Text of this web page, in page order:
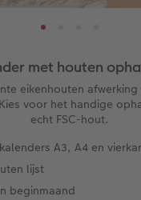
XXL Staand
Liggend
Compact Liggend
Vierkant
Retro prints
retro prints
Square prints
art prints
prints
Galerijprint
op forex
Foto op hout
op hexxas
Verjaardagskalenders
Fineline wandkalender
op te schrijven
designs
Kantoorartikelen
Fotomagneten
Kaart met insteekfoto
Babykaarten
met houten
eikenhouten
voor het handige
echt FSC-hout.
A3, A4 en
lijst
beginmaand